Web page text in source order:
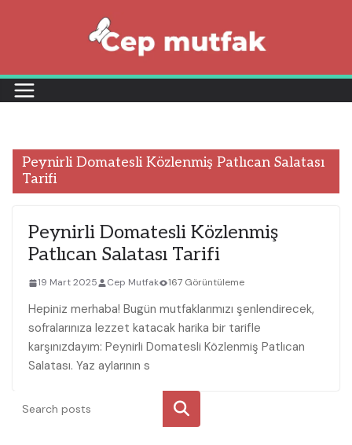
Peynirli Domatesli Közlenmiş Patlıcan Salatası
Tarifi
Peynirli Domatesli Közlenmiş
Patlıcan Salatası Tarifi
19 Mart 2025 Cep Mutfak 167 Görüntüleme
Hepiniz merhaba! Bugün mutfaklarımızı şenlendirecek,
sofralarınıza lezzet katacak harika bir tarifle
karşınızdayım: Peynirli Domatesli Közlenmiş Patlıcan
Salatası. Yaz aylarının s
Ara